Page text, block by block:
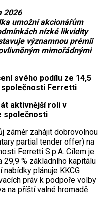
2026
umožní akcionářům
nízké likvidity
významnou prémii
mimořádnými
svého podílu ze 14,5
společnosti Ferretti
aktivnější roli v
společnosti
záměr zahájit dobrovolnou
partial tender offer) na
Ferretti S.p.A. Cílem je
% základního kapitálu
plánuje KKCG
práv k podpoře volby
na příští valné hromadě